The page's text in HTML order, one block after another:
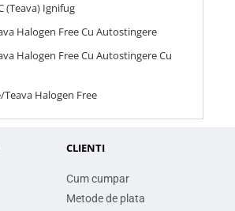
(teava) Ignifug
Halogen Free Cu Autostingere
Halogen Free Cu Autostingere Cu
teava Halogen Free
CLIENTI
Cum cumpar
Metode de plata